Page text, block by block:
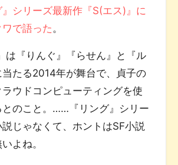
シリーズ最新作『S(エス)』に
で語った 。
『りんぐ』『らせん』と『ル
たる2014年が舞台で、貞子の
ラウドコンピューティングを使
とのこと。……『リング』シリー
じゃなくて、ホントはSF小説
よね。